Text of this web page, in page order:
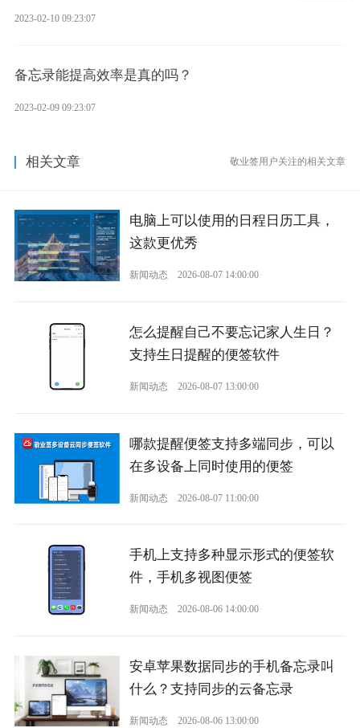
2023-02-10 09:23:07
备忘录能提高效率是真的吗？
2023-02-09 09:23:07
相关文章 敬业签用户关注的相关文章
电脑上可以使用的日程日历工具，
这款更优秀
新闻动态 2026-08-07 14:00:00
怎么提醒自己不要忘记家人生日？
支持生日提醒的便签软件
新闻动态 2026-08-07 13:00:00
哪款提醒便签支持多端同步，可以
在多设备上同时使用的便签
新闻动态 2026-08-07 11:00:00
手机上支持多种显示形式的便签软
件，手机多视图便签
新闻动态 2026-08-06 14:00:00
安卓苹果数据同步的手机备忘录叫
什么？支持同步的云备忘录
新闻动态 2026-08-06 13:00:00